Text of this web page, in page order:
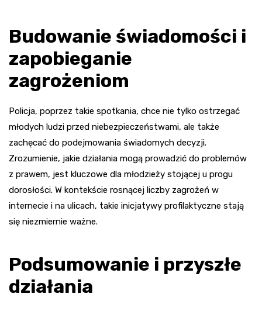
Budowanie świadomości i
zapobieganie
zagrożeniom
Policja, poprzez takie spotkania, chce nie tylko ostrzegać
młodych ludzi przed niebezpieczeństwami, ale także
zachęcać do podejmowania świadomych decyzji.
Zrozumienie, jakie działania mogą prowadzić do problemów
z prawem, jest kluczowe dla młodzieży stojącej u progu
dorosłości. W kontekście rosnącej liczby zagrożeń w
internecie i na ulicach, takie inicjatywy profilaktyczne stają
się niezmiernie ważne.
Podsumowanie i przyszłe
działania